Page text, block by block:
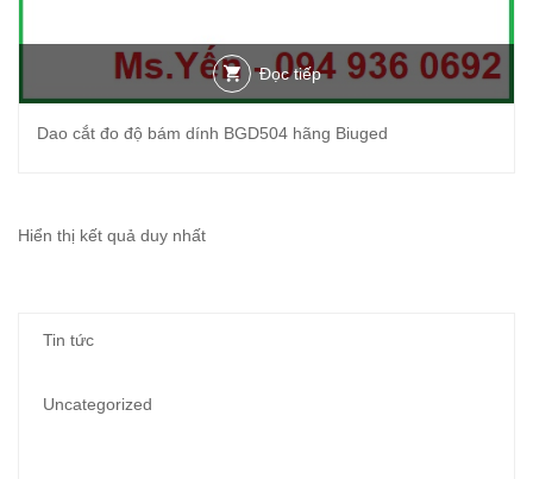
Đọc tiếp
Dao cắt đo độ bám dính BGD504 hãng Biuged
Hiển thị kết quả duy nhất
Tin tức
Uncategorized